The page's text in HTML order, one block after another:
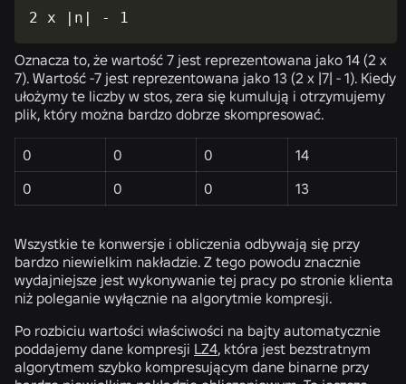
2 x |n| - 1
Oznacza to, że wartość 7 jest reprezentowana jako 14 (2 x
7). Wartość -7 jest reprezentowana jako 13 (2 x |7| - 1). Kiedy
ułożymy te liczby w stos, zera się kumulują i otrzymujemy
plik, który można bardzo dobrze skompresować.
0 0 0
14
0
0 0 13
Wszystkie te konwersje i obliczenia odbywają się przy
bardzo niewielkim nakładzie. Z tego powodu znacznie
wydajniejsze jest wykonywanie tej pracy po stronie klienta
niż poleganie wyłącznie na algorytmie kompresji.
Po rozbiciu wartości właściwości na bajty automatycznie
poddajemy dane kompresji LZ4, która jest bezstratnym
algorytmem szybko kompresującym dane binarne przy